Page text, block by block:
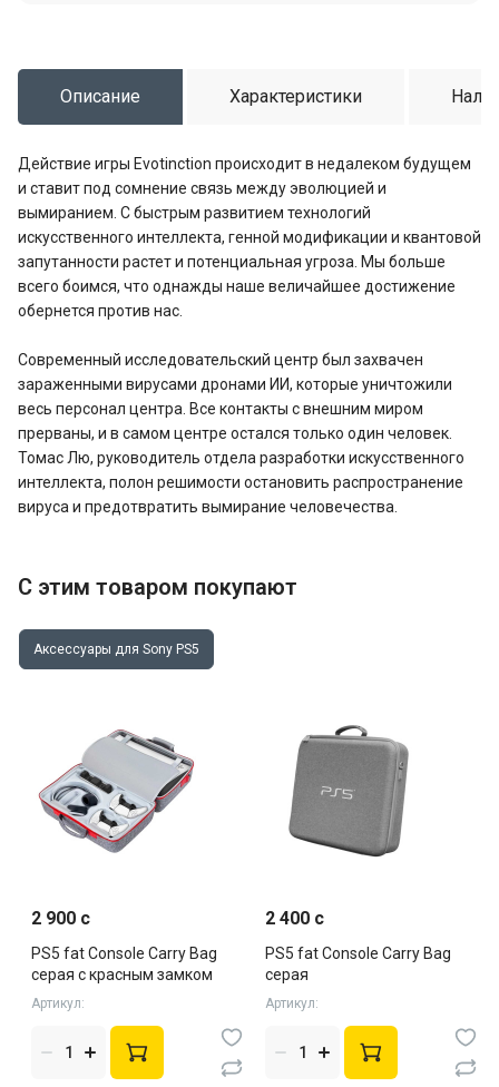
Описание Характеристики
Действие игры Evotinction происходит в недалеком будущем
и ставит под сомнение связь между эволюцией и
вымиранием. С быстрым развитием технологий
искусственного интеллекта, генной модификации и квантовой
запутанности растет и потенциальная угроза. Мы больше
всего боимся, что однажды наше величайшее достижение
обернется против нас.
Современный исследовательский центр был захвачен
зараженными вирусами дронами ИИ, которые уничтожили
весь персонал центра. Все контакты с внешним миром
прерваны, и в самом центре остался только один человек.
Томас Лю, руководитель отдела разработки искусственного
интеллекта, полон решимости остановить распространение
вируса и предотвратить вымирание человечества.
С этим товаром покупают
Аксессуары для Sony PS5
2 900 c
PS5 fat Console Carry Bag
серая с красным замком
Артикул:
2 400 c
PS5 fat Console Carry Bag
серая
Артикул: